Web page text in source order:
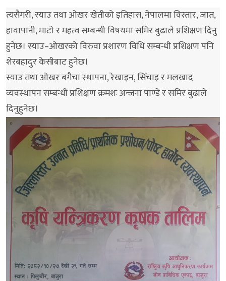
त्यसैगरी, स्याउ तथा ओखर खेतीको इतिहास, नेपालमा विस्तार, जात,
हावापानी, माटो र महत्व सम्बन्धी विषयमा समिर बुढाले प्रशिक्षण दिनु
हुनेछ। स्याउ–ओखरको विरुवा प्रशारण विधि सम्बन्धी प्रशिक्षण पनि
शेरबहादुर केसीबाट हुनेछ।
स्याउ तथा ओखर बगैचा स्थापना, रेखाइन, सिँचाइ र मलखाद
व्यवस्थापन सम्बन्धी प्रशिक्षण क्रमशः अन्जना पाण्डे र समिर बुढाले
दिनुहुनेछ।